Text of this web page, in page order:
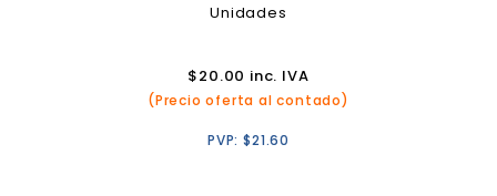
Unidades
$20.00 inc. IVA
(Precio oferta al contado)
PVP:$21.60